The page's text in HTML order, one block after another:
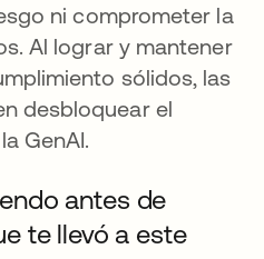
ni comprometer la
Al lograr y mantener
sólidos, las
desbloquear el
GenAI.
antes de
te llevó a este